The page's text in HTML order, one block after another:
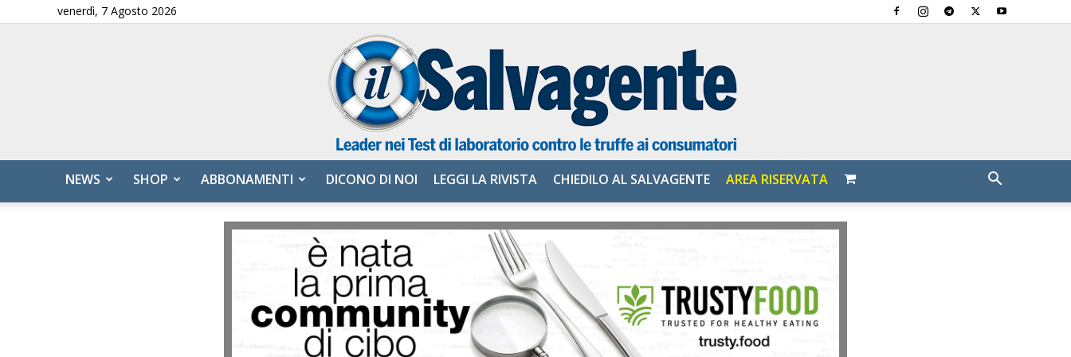
venerdì, 7 Agosto 2026
Salvagente
NEWS SHOP ABBONAMENTI DICONO DI NOI LEGGI LA RIVISTA CHIEDILO AL SALVAGENTE AREA RISERVATA